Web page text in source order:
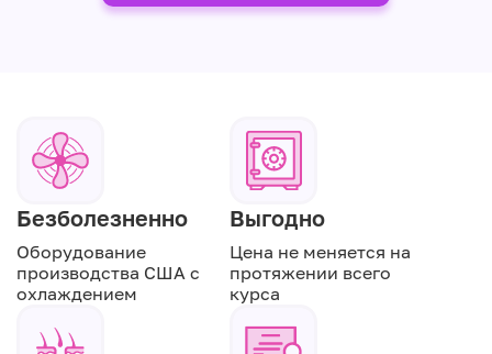
Безболезненно
Оборудование
производства США с
охлаждением
Выгодно
Цена не меняется на
протяжении всего
курса